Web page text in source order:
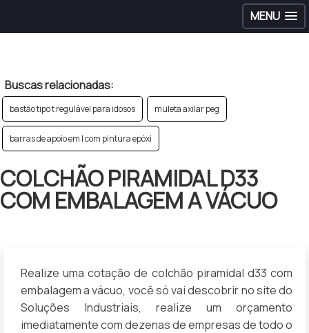
MENU
Buscas relacionadas:
bastão tipo t regulável para idosos muleta axilar peg
barras de apoio em l com pintura epóxi
COLCHÃO PIRAMIDAL D33
COM EMBALAGEM A VÁCUO
Realize uma cotação de colchão piramidal d33 com
embalagem a vácuo, você só vai descobrir no site do
Soluções Industriais, realize um orçamento
imediatamente com dezenas de empresas de todo o